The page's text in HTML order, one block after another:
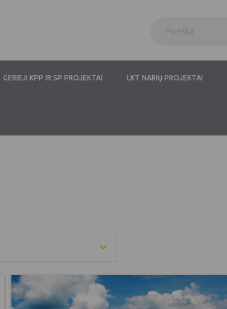
GERIEJI KPP IR SP PROJEKTAI LKT NARIŲ PROJEKTAI